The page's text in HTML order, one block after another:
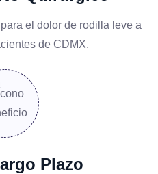
el dolor de rodilla leve a
de CDMX.
Plazo